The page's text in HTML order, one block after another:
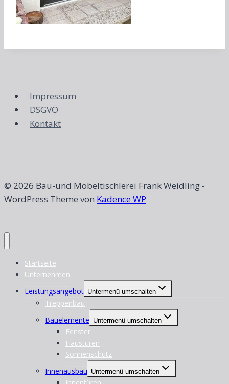
Impressum
DSGVO
Kontakt
© 2026 Bau-und Möbeltischlerei Frank Weidling -
WordPress Theme von Kadence WP
Startseite
Unternehmen
Leistungsangebot Untermenü umschalten
Treppenbau
Bauelemente Untermenü umschalten
Fenster
Haustüren
Sonnenschutz
Innenausbau Untermenü umschalten